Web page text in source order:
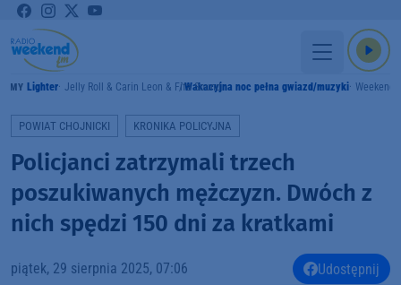
Lighter Jelly Roll & Carin Leon & Fifa SoundWakacyjna noc pełna gwiazd/muzyki Weekend
POWIAT CHOJNICKI KRONIKA POLICYJNA
Policjanci zatrzymali trzech
poszukiwanych mężczyzn. Dwóch z
nich spędzi 150 dni za kratkami
piątek, 29 sierpnia 2025, 07:06 Udostępnij